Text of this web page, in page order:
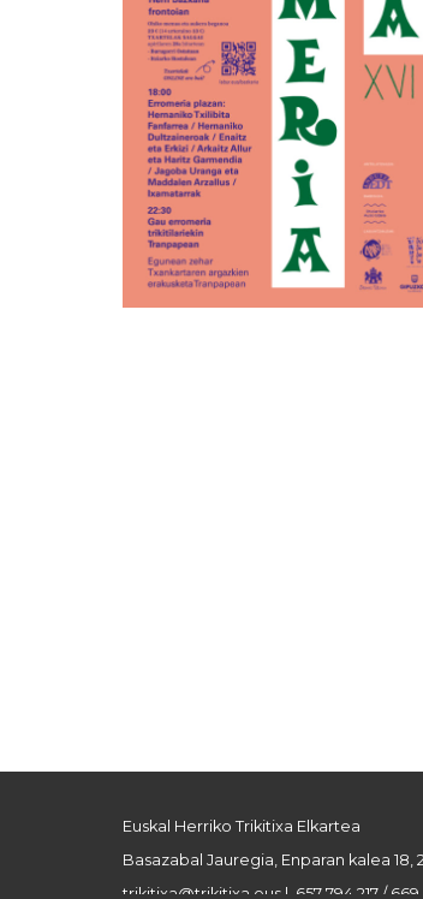
Euskal Herriko Trikitixa Elkartea
Basazabal Jauregia, Enparan kalea
trikitixa@trikitixa.eus | 657 794 217 /